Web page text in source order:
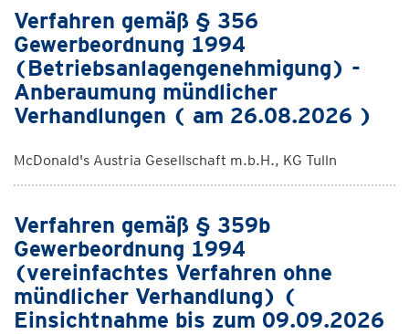
Verfahren gemäß § 356
Gewerbeordnung 1994
(Betriebsanlagengenehmigung) -
Anberaumung mündlicher
Verhandlungen ( am 26.08.2026 )
McDonald's Austria Gesellschaft m.b.H., KG Tulln
Verfahren gemäß § 359b
Gewerbeordnung 1994
(vereinfachtes Verfahren ohne
mündlicher Verhandlung) (
Einsichtnahme bis zum 09.09.2026